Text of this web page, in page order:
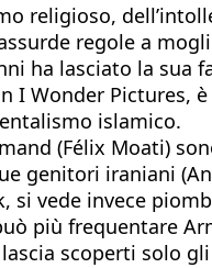
religioso,
regole a
ha lasciato la sua
I Wonder Pictures,
islamico.
(Félix Moati)
genitori iraniani
si vede invece
più frequentare
scoperti solo